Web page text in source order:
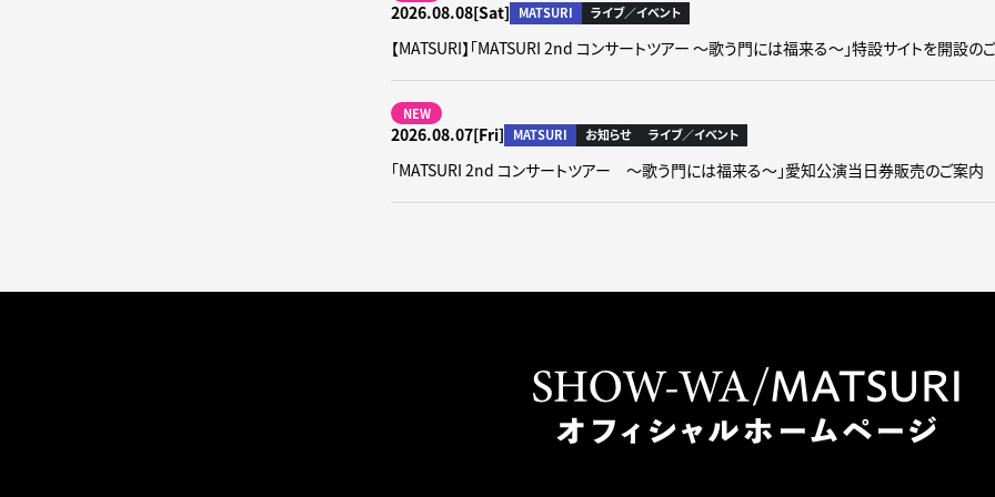
2026.08.08[Sat] MATSURI ライブ／イベント
【MATSURI】「MATSURI 2nd コンサートツアー ～歌う門には福来る～」特設サイトを開設の
NEW
2026.08.07[Fri] MATSURI お知らせ ライブ／イベント
「MATSURI 2nd コンサートツアー ～歌う門には福来る～」愛知公演当日券販売のご案内